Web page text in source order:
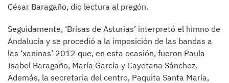
César Baragaño, dio lectura al pregón.
Seguidamente, ‘Brisas de Asturias’ interpretó el himno de
Andalucía y se procedió a la imposición de las bandas a
las ‘xaninas’ 2012 que, en esta ocasión, fueron Paula
Isabel Baragaño, María García y Cayetana Sánchez.
Además, la secretaria del centro, Paquita Santa María,